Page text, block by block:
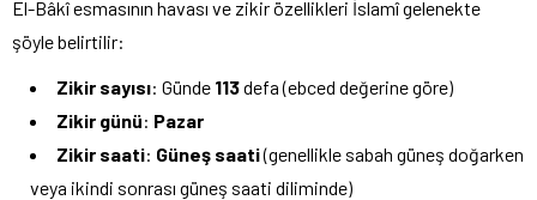
El-Bâkî esmasının havası ve zikir özellikleri İslamî gelenekte
şöyle belirtilir:
Zikir sayısı: Günde 113defa (ebced değerine göre)
Zikir günü: Pazar
Zikir saati: Güneş saati(genellikle sabah güneş doğarken
veya ikindi sonrası güneş saati diliminde)